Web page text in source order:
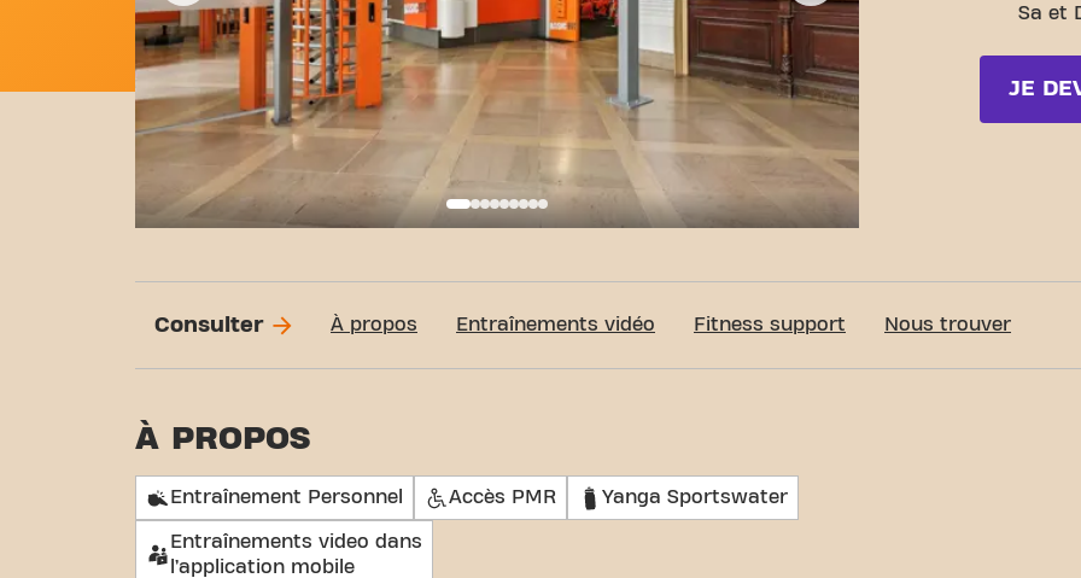
Sa et
JE
Consulter À propos Entraînements vidéo Fitness support Nous trouver
À PROPOS
Entraînement Personnel Accès PMR Yanga Sportswater
Entraînements video dans
l’application mobile